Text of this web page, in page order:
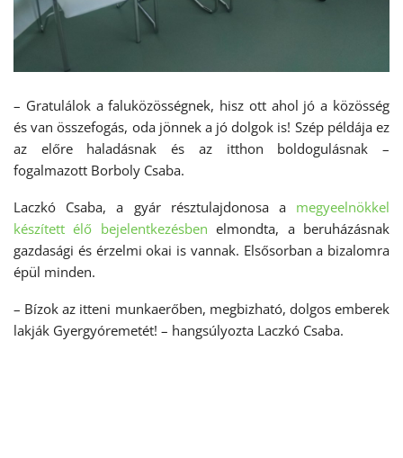
– Gratulálok a faluközösségnek, hisz ott ahol jó a közösség
és van összefogás, oda jönnek a jó dolgok is! Szép példája ez
az előre haladásnak és az itthon boldogulásnak –
fogalmazott Borboly Csaba.
Laczkó Csaba, a gyár résztulajdonosa a megyeelnökkel
készített élő bejelentkezésben elmondta, a beruházásnak
gazdasági és érzelmi okai is vannak. Elsősorban a bizalomra
épül minden.
– Bízok az itteni munkaerőben, megbizható, dolgos emberek
lakják Gyergyóremetét! – hangsúlyozta Laczkó Csaba.